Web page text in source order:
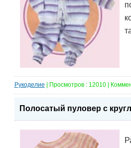
Рукоделие | Просмотров : 12010 |
Полосатый пуловер с